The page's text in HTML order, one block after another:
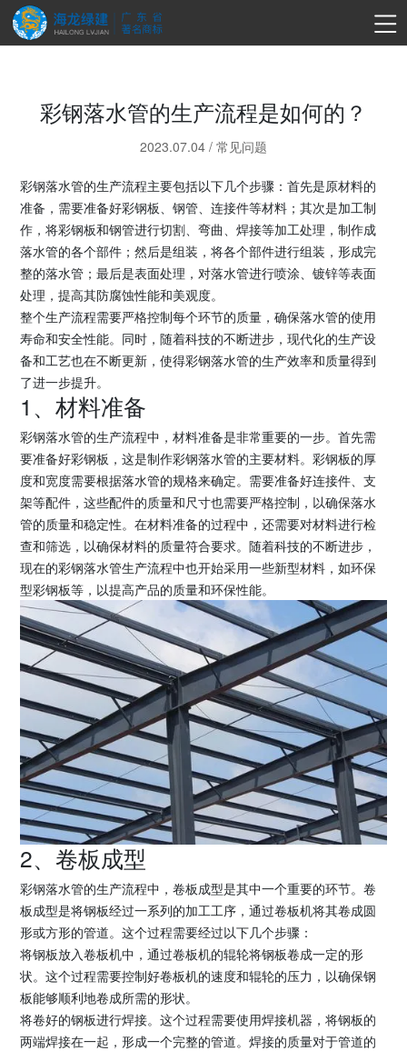
彩钢落水管的生产流程是如何的？
2023.07.04 / 常见问题
彩钢落水管的生产流程主要包括以下几个步骤：首先是原材料的
准备，需要准备好彩钢板、钢管、连接件等材料；其次是加工制
作，将彩钢板和钢管进行切割、弯曲、焊接等加工处理，制作成
落水管的各个部件；然后是组装，将各个部件进行组装，形成完
整的落水管；最后是表面处理，对落水管进行喷涂、镀锌等表面
处理，提高其防腐蚀性能和美观度。
整个生产流程需要严格控制每个环节的质量，确保落水管的使用
寿命和安全性能。同时，随着科技的不断进步，现代化的生产设
备和工艺也在不断更新，使得彩钢落水管的生产效率和质量得到
了进一步提升。
1、材料准备
彩钢落水管的生产流程中，材料准备是非常重要的一步。首先需
要准备好彩钢板，这是制作彩钢落水管的主要材料。彩钢板的厚
度和宽度需要根据落水管的规格来确定。需要准备好连接件、支
架等配件，这些配件的质量和尺寸也需要严格控制，以确保落水
管的质量和稳定性。在材料准备的过程中，还需要对材料进行检
查和筛选，以确保材料的质量符合要求。随着科技的不断进步，
现在的彩钢落水管生产流程中也开始采用一些新型材料，如环保
型彩钢板等，以提高产品的质量和环保性能。
2、卷板成型
彩钢落水管的生产流程中，卷板成型是其中一个重要的环节。卷
板成型是将钢板经过一系列的加工工序，通过卷板机将其卷成圆
形或方形的管道。这个过程需要经过以下几个步骤：
将钢板放入卷板机中，通过卷板机的辊轮将钢板卷成一定的形
状。这个过程需要控制好卷板机的速度和辊轮的压力，以确保钢
板能够顺利地卷成所需的形状。
将卷好的钢板进行焊接。这个过程需要使用焊接机器，将钢板的
两端焊接在一起，形成一个完整的管道。焊接的质量对于管道的